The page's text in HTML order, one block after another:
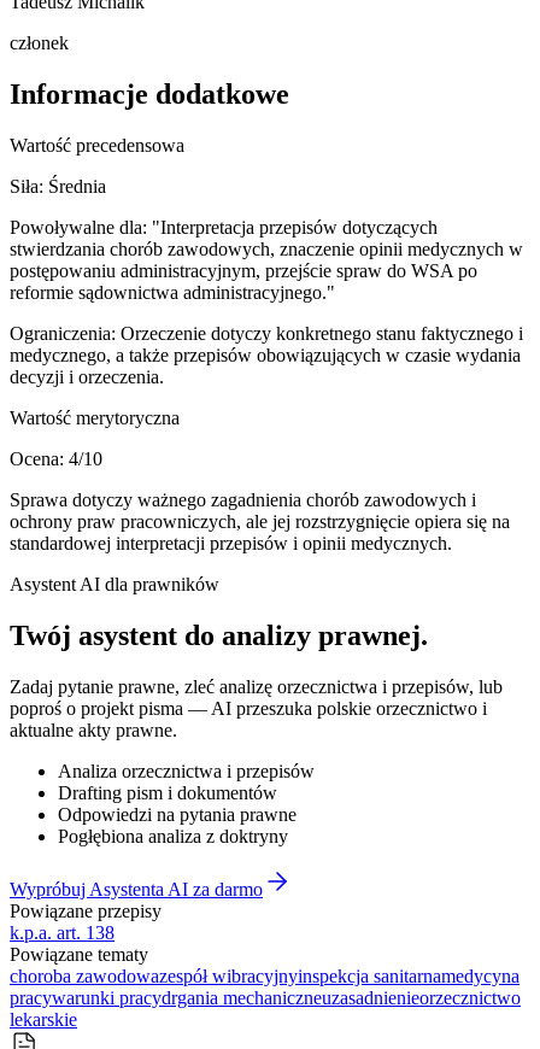
członek
Informacje dodatkowe
Wartość precedensowa
Siła: Średnia
Powoływalne dla: "Interpretacja przepisów dotyczących
stwierdzania chorób zawodowych, znaczenie opinii medycznych w
postępowaniu administracyjnym, przejście spraw do WSA po
reformie sądownictwa administracyjnego."
Ograniczenia: Orzeczenie dotyczy konkretnego stanu faktycznego i
medycznego, a także przepisów obowiązujących w czasie wydania
decyzji i orzeczenia.
Wartość merytoryczna
Ocena: 4/10
Sprawa dotyczy ważnego zagadnienia chorób zawodowych i
ochrony praw pracowniczych, ale jej rozstrzygnięcie opiera się na
standardowej interpretacji przepisów i opinii medycznych.
Asystent AI dla prawników
Twój asystent do analizy prawnej.
Zadaj pytanie prawne, zleć analizę orzecznictwa i przepisów, lub
poproś o projekt pisma — AI przeszuka polskie orzecznictwo i
aktualne akty prawne.
Analiza orzecznictwa i przepisów
Drafting pism i dokumentów
Odpowiedzi na pytania prawne
Pogłębiona analiza z doktryny
Wypróbuj Asystenta AI za darmo
Powiązane przepisy
k.p.a. art. 138
Powiązane tematy
choroba zawodowazespół wibracyjnyinspekcja sanitarnamedycyna
pracywarunki pracydrgania mechaniczneuzasadnienieorzecznictwo
lekarskie